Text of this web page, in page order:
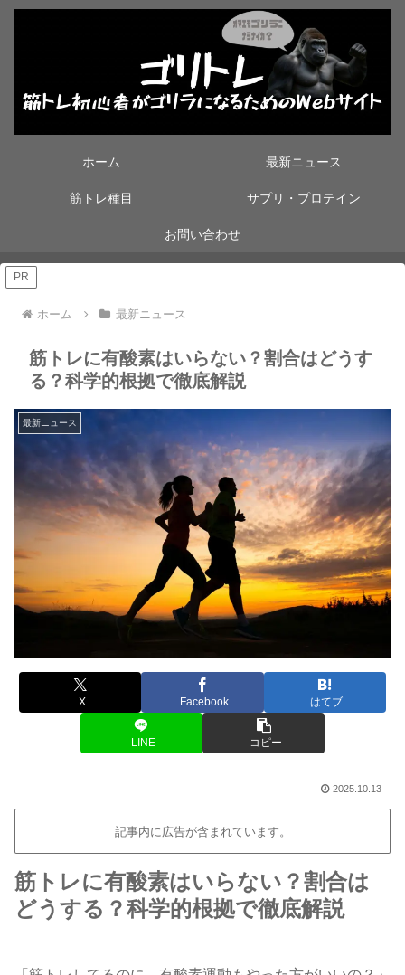
ホーム 最新ニュース
筋トレ種目 サプリ・プロテイン
お問い合わせ
PR
ホーム 最新ニュース
筋トレに有酸素はいらない？割合はどうす
る？科学的根拠で徹底解説
最新ニュース
X Facebook はてブ
LINE コピー
2025.10.13
記事内に広告が含まれています。
筋トレに有酸素はいらない？割合は
どうする？科学的根拠で徹底解説